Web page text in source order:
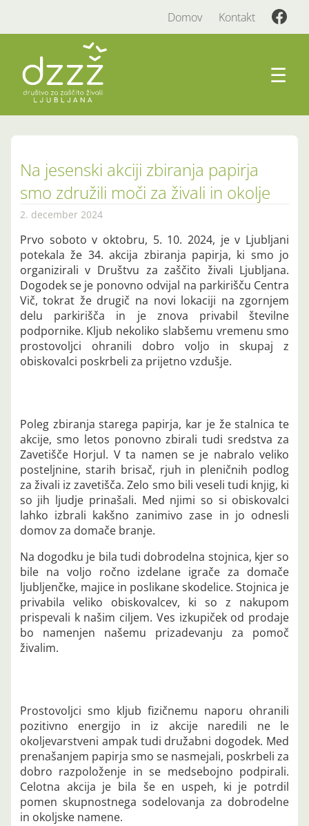
Domov Kontakt
☰
Na jesenski akciji zbiranja papirja
smo združili moči za živali in okolje
2. december 2024
Prvo soboto v oktobru, 5. 10. 2024, je v Ljubljani
potekala že 34. akcija zbiranja papirja, ki smo jo
organizirali v Društvu za zaščito živali Ljubljana.
Dogodek se je ponovno odvijal na parkirišču Centra
Vič, tokrat že drugič na novi lokaciji na zgornjem
delu parkirišča in je znova privabil številne
podpornike. Kljub nekoliko slabšemu vremenu smo
prostovoljci ohranili dobro voljo in skupaj z
obiskovalci poskrbeli za prijetno vzdušje.
Poleg zbiranja starega papirja, kar je že stalnica te
akcije, smo letos ponovno zbirali tudi sredstva za
Zavetišče Horjul. V ta namen se je nabralo veliko
posteljnine, starih brisač, rjuh in pleničnih podlog
za živali iz zavetišča. Zelo smo bili veseli tudi knjig, ki
so jih ljudje prinašali. Med njimi so si obiskovalci
lahko izbrali kakšno zanimivo zase in jo odnesli
domov za domače branje.
Na dogodku je bila tudi dobrodelna stojnica, kjer so
bile na voljo ročno izdelane igrače za domače
ljubljenčke, majice in poslikane skodelice. Stojnica je
privabila veliko obiskovalcev, ki so z nakupom
prispevali k našim ciljem. Ves izkupiček od prodaje
bo namenjen našemu prizadevanju za pomoč
živalim.
Prostovoljci smo kljub fizičnemu naporu ohranili
pozitivno energijo in iz akcije naredili ne le
okoljevarstveni ampak tudi družabni dogodek. Med
prenašanjem papirja smo se nasmejali, poskrbeli za
dobro razpoloženje in se medsebojno podpirali.
Celotna akcija je bila še en uspeh, ki je potrdil
pomen skupnostnega sodelovanja za dobrodelne
in okoljske namene.